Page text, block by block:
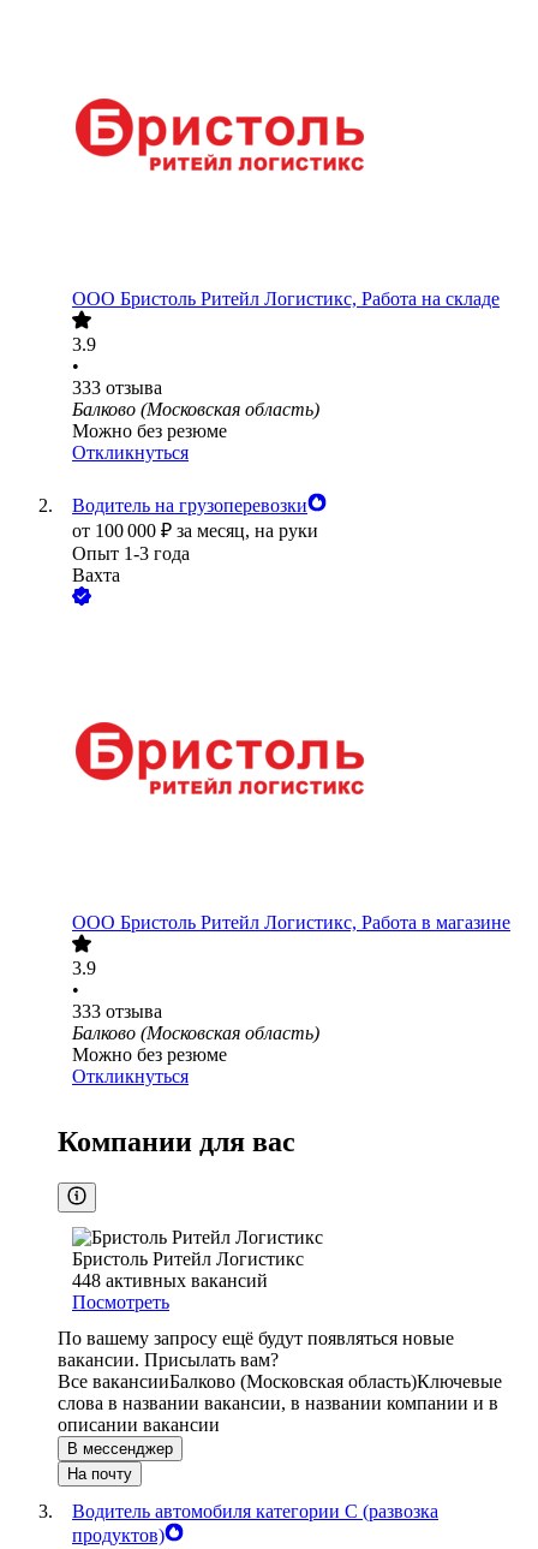
ООО Бристоль Ритейл Логистикс, Работа на складе
3.9
•
333 отзыва
Балково (Московская область)
Можно без резюме
Откликнуться
Водитель на грузоперевозки
от 100 000 ₽ за месяц, на руки
Опыт 1-3 года
Вахта
ООО Бристоль Ритейл Логистикс, Работа в магазине
3.9
•
333 отзыва
Балково (Московская область)
Можно без резюме
Откликнуться
Компании для вас
Бристоль Ритейл Логистикс
448 активных вакансий
Посмотреть
По вашему запросу ещё будут появляться новые
вакансии. Присылать вам?
Все вакансииБалково (Московская область)Ключевые
слова в названии вакансии, в названии компании и в
описании вакансии
В мессенджер
На почту
Водитель автомобиля категории C (развозка
продуктов)